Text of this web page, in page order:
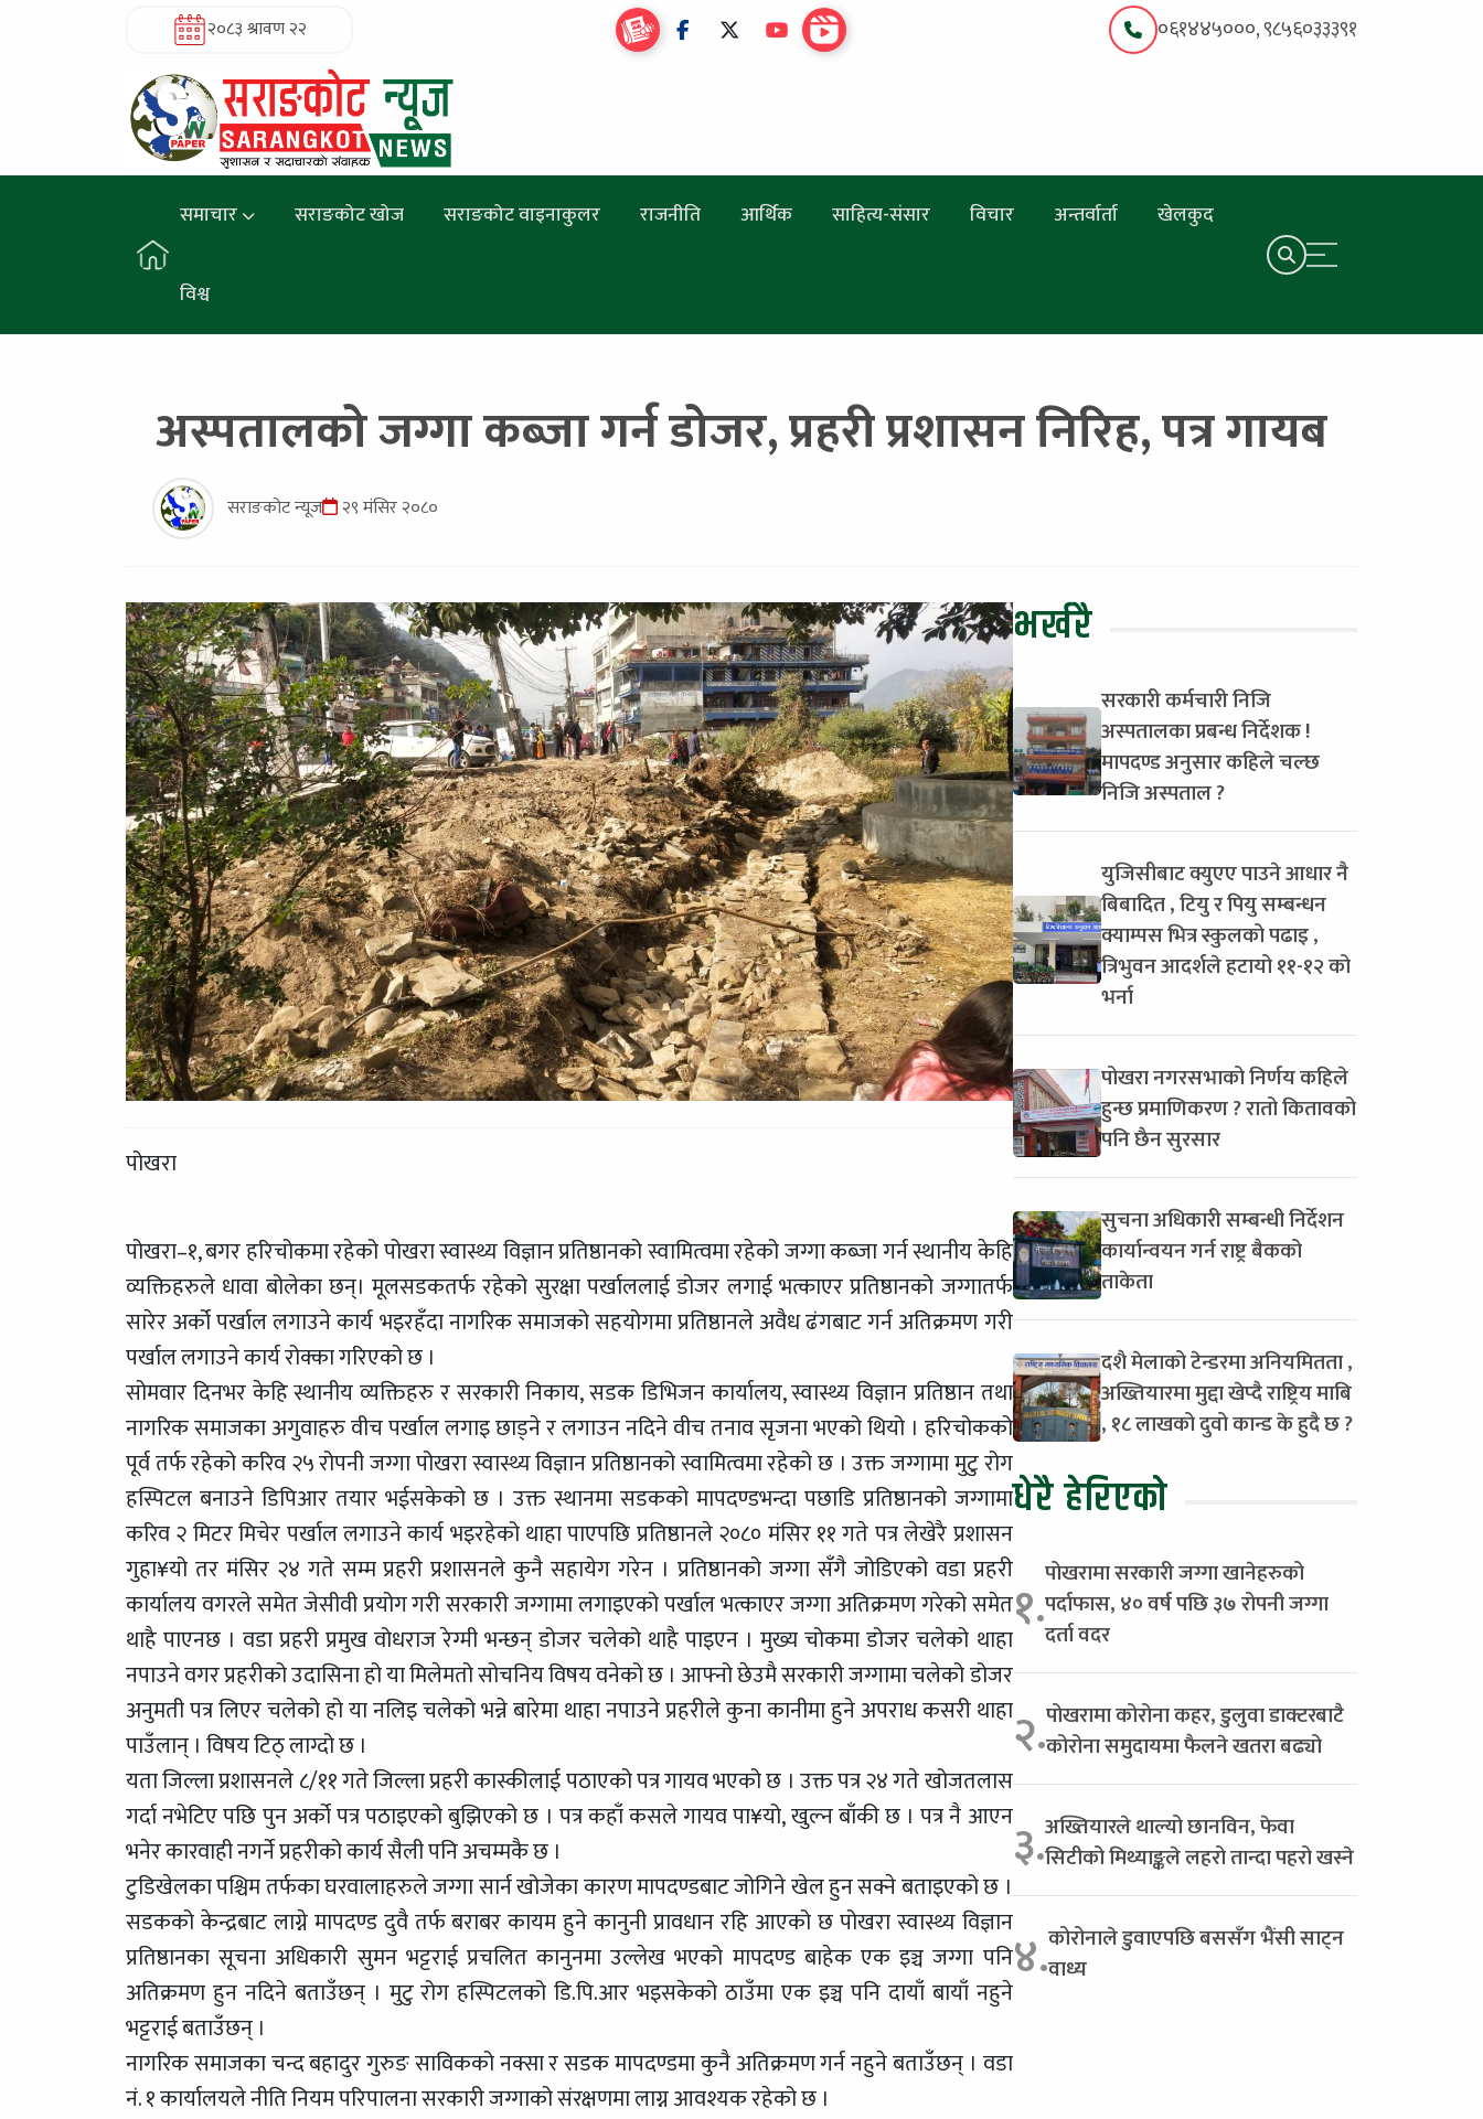
२०८३ श्रावण २२ ०६१४४५०००, ९८५६०३३३९१
समाचार सराङकोट खोज सराङकोट वाइनाकुलर राजनीति आर्थिक साहित्य-संसार विचार अन्तर्वार्ता खेलकुद
विश्व
अस्पतालको जग्गा कब्जा गर्न डोजर, प्रहरी प्रशासन निरिह, पत्र गायब
सराङकोट न्यूज २९ मंसिर २०८०
पोखरा
पोखरा–१, बगर हरिचोकमा रहेको पोखरा स्वास्थ्य विज्ञान प्रतिष्ठानको स्वामित्वमा रहेको जग्गा कब्जा गर्न स्थानीय केहि
व्यक्तिहरुले धावा बोलेका छन्। मूलसडकतर्फ रहेको सुरक्षा पर्खाललाई डोजर लगाई भत्काएर प्रतिष्ठानको जग्गातर्फ
सारेर अर्को पर्खाल लगाउने कार्य भइरहँदा नागरिक समाजको सहयोगमा प्रतिष्ठानले अवैध ढंगबाट गर्न अतिक्रमण गरी
पर्खाल लगाउने कार्य रोक्का गरिएको छ ।
सोमवार दिनभर केहि स्थानीय व्यक्तिहरु र सरकारी निकाय, सडक डिभिजन कार्यालय, स्वास्थ्य विज्ञान प्रतिष्ठान तथा
नागरिक समाजका अगुवाहरु वीच पर्खाल लगाइ छाड्ने र लगाउन नदिने वीच तनाव सृजना भएको थियो । हरिचोकको
पूर्व तर्फ रहेको करिव २५ रोपनी जग्गा पोखरा स्वास्थ्य विज्ञान प्रतिष्ठानको स्वामित्वमा रहेको छ । उक्त जग्गामा मुटु रोग
हस्पिटल बनाउने डिपिआर तयार भईसकेको छ । उक्त स्थानमा सडकको मापदण्डभन्दा पछाडि प्रतिष्ठानको जग्गामा
करिव २ मिटर मिचेर पर्खाल लगाउने कार्य भइरहेको थाहा पाएपछि प्रतिष्ठानले २०८० मंसिर ११ गते पत्र लेखेरै प्रशासन
गुहा¥यो तर मंसिर २४ गते सम्म प्रहरी प्रशासनले कुनै सहायेग गरेन । प्रतिष्ठानको जग्गा सँगै जोडिएको वडा प्रहरी
कार्यालय वगरले समेत जेसीवी प्रयोग गरी सरकारी जग्गामा लगाइएको पर्खाल भत्काएर जग्गा अतिक्रमण गरेको समेत
थाहै पाएनछ । वडा प्रहरी प्रमुख वोधराज रेग्मी भन्छन् डोजर चलेको थाहै पाइएन । मुख्य चोकमा डोजर चलेको थाहा
नपाउने वगर प्रहरीको उदासिना हो या मिलेमतो सोचनिय विषय वनेको छ । आफ्नो छेउमै सरकारी जग्गामा चलेको डोजर
अनुमती पत्र लिएर चलेको हो या नलिइ चलेको भन्ने बारेमा थाहा नपाउने प्रहरीले कुना कानीमा हुने अपराध कसरी थाहा
पाउँलान् । विषय टिठ् लाग्दो छ ।
यता जिल्ला प्रशासनले ८/११ गते जिल्ला प्रहरी कास्कीलाई पठाएको पत्र गायव भएको छ । उक्त पत्र २४ गते खोजतलास
गर्दा नभेटिए पछि पुन अर्को पत्र पठाइएको बुझिएको छ । पत्र कहाँ कसले गायव पा¥यो, खुल्न बाँकी छ । पत्र नै आएन
भनेर कारवाही नगर्ने प्रहरीको कार्य सैली पनि अचम्मकै छ ।
टुडिखेलका पश्चिम तर्फका घरवालाहरुले जग्गा सार्न खोजेका कारण मापदण्डबाट जोगिने खेल हुन सक्ने बताइएको छ ।
सडकको केन्द्रबाट लाग्ने मापदण्ड दुवै तर्फ बराबर कायम हुने कानुनी प्रावधान रहि आएको छ पोखरा स्वास्थ्य विज्ञान
प्रतिष्ठानका सूचना अधिकारी सुमन भट्टराई प्रचलित कानुनमा उल्लेख भएको मापदण्ड बाहेक एक इञ्च जग्गा पनि
अतिक्रमण हुन नदिने बताउँछन् । मुटु रोग हस्पिटलको डि.पि.आर भइसकेको ठाउँमा एक इञ्च पनि दायाँ बायाँ नहुने
भट्टराई बताउँछन् ।
नागरिक समाजका चन्द बहादुर गुरुङ साविकको नक्सा र सडक मापदण्डमा कुनै अतिक्रमण गर्न नहुने बताउँछन् । वडा
नं. १ कार्यालयले नीति नियम परिपालना सरकारी जग्गाको संरक्षणमा लाग्न आवश्यक रहेको छ ।
भर्खरै
सरकारी कर्मचारी निजि
अस्पतालका प्रबन्ध निर्देशक !
मापदण्ड अनुसार कहिले चल्छ
निजि अस्पताल ?
युजिसीबाट क्युएए पाउने आधार नै
बिबादित , टियु र पियु सम्बन्धन
क्याम्पस भित्र स्कुलको पढाइ ,
त्रिभुवन आदर्शले हटायो ११-१२ को
भर्ना
पोखरा नगरसभाको निर्णय कहिले
हुन्छ प्रमाणिकरण ? रातो कितावको
पनि छैन सुरसार
सुचना अधिकारी सम्बन्धी निर्देशन
कार्यान्वयन गर्न राष्ट्र बैकको
ताकेता
दशै मेलाको टेन्डरमा अनियमितता ,
अख्तियारमा मुद्दा खेप्दै राष्ट्रिय माबि
, १८ लाखको दुवो कान्ड के हुदै छ ?
धेरै हेरिएको
१.पोखरामा सरकारी जग्गा खानेहरुको
पर्दाफास, ४० वर्ष पछि ३७ रोपनी जग्गा
दर्ता वदर
२.पोखरामा कोरोना कहर, डुलुवा डाक्टरबाटै
कोरोना समुदायमा फैलने खतरा बढ्यो
३.अख्तियारले थाल्यो छानविन, फेवा
सिटीको मिथ्याङ्कले लहरो तान्दा पहरो खस्ने
४.कोरोनाले डुवाएपछि बससँग भैंसी साट्न
वाध्य